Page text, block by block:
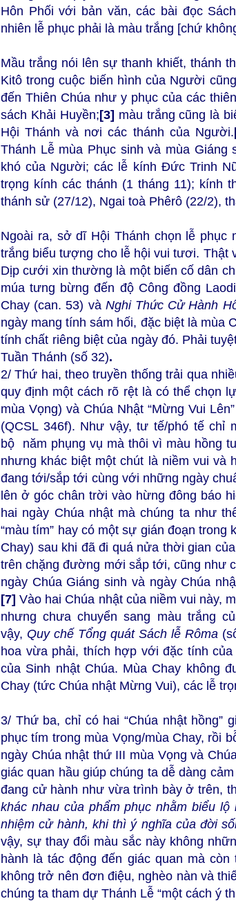
Hôn Phối với bản văn, các bài đọc
nhiên lễ phục phải là màu trắng [chứ
Mầu trắng nói lên sự thanh khiết, thánh
Kitô trong cuộc biến hình của Người
đến Thiên Chúa như y phục của các
sách Khải Huyền;[3] màu trắng cũng là
Hội Thánh và nơi các thánh của Người.
Thánh Lễ mùa Phục sinh và mùa
khó của Người; các lễ kính Ðức Trinh
trọng kính các thánh (1 tháng 11); kính
thánh sử (27/12), Ngai toà Phêrô (22/2),
Ngoài ra, sở dĩ Hội Thánh chọn lễ phục
trắng biểu tượng cho lễ hội vui tươi. Thật
Dịp cưới xin thường là một biến cố dân
múa tưng bừng đến độ Công đồng
Chay (can. 53) và Nghi Thức Cử Hành
ngày mang tính sám hối, đặc biệt là mùa
tính chất riêng biệt của ngày đó. Phải
Tuần Thánh (số 32).
2/ Thứ hai, theo truyền thống trải qua
quy định một cách rõ rệt là có thể chọn
mùa Vọng) và Chúa Nhật “Mừng Vui
(QCSL 346f). Như vậy, tư tế/phó tế chỉ
bộ
năm phụng vụ mà thôi vì màu hồng
nhưng khác biệt một chút là niềm vui và
đang tới/sắp tới cùng với những ngày
lên ở góc chân trời vào hừng đông báo
hai ngày Chúa nhật mà chúng ta như
“màu tím” hay có một sự gián đoạn
Chay) sau khi đã đi quá nửa thời gian
trên chặng đường mới sắp tới, cũng như
ngày Chúa Giáng sinh và ngày Chúa
[7] Vào hai Chúa nhật của niềm vui này,
nhưng chưa chuyển sang màu trắng
vậy, Quy chế Tổng quát Sách lễ Rôma
hoa vừa phải, thích hợp với đặc tính
của Sinh nhật Chúa. Mùa Chay không
Chay (tức Chúa nhật Mừng Vui), các lễ
3/ Thứ ba, chỉ có hai “Chúa nhật hồng”
phục tím trong mùa Vọng/mùa Chay, rồi
ngày Chúa nhật thứ III mùa Vọng và
giác quan hầu giúp chúng ta dễ dàng
đang cử hành như vừa trình bày ở trên,
khác nhau của phẩm phục nhằm biểu
nhiệm cử hành, khi thì ý nghĩa của đời
vậy, sự thay đổi màu sắc này không
hành là tác động đến giác quan mà
không trở nên đơn điệu, nghèo nàn và
chúng ta tham dự Thánh Lễ “một cách ý